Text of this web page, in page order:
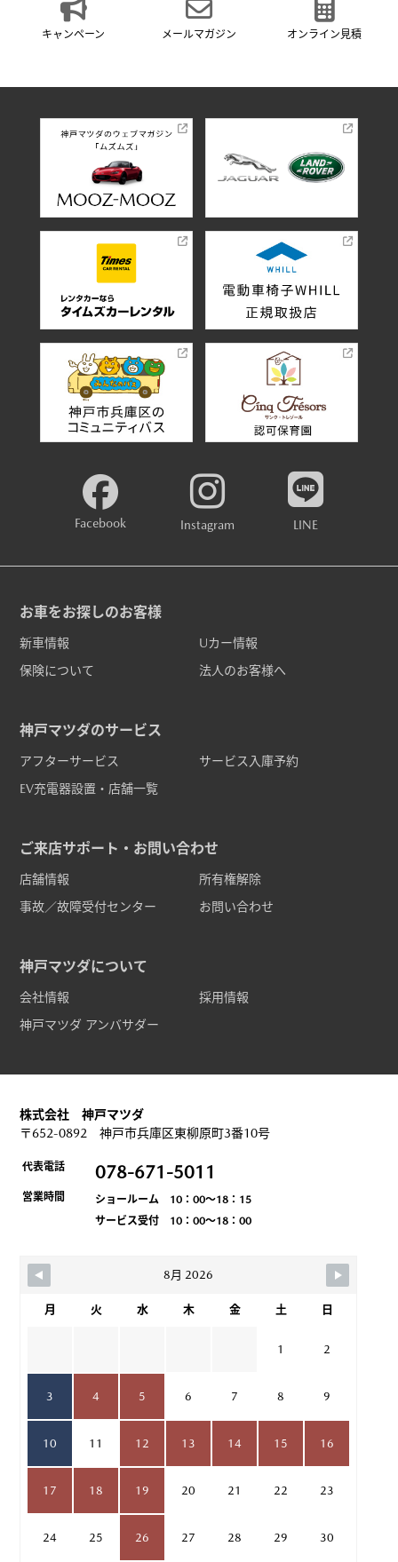
キャンペーン メールマガジン オンライン見積
Facebook Instagram LINE
お車をお探しのお客様
新車情報
Uカー情報
保険について
法人のお客様へ
神戸マツダのサービス
アフターサービス
サービス入庫予約
EV充電器設置・店舗一覧
ご来店サポート・お問い合わせ
店舗情報
所有権解除
事故／故障受付センター
お問い合わせ
神戸マツダについて
会社情報
採用情報
神戸マツダ アンバサダー
株式会社 神戸マツダ
〒652-0892 神戸市兵庫区東柳原町3番10号
代表電話 078-671-5011
営業時間
ショールーム 10：00～18：15
サービス受付 10：00～18：00
8月 2026
月 火 水 木 金 土 日
1 2
3 4 5 6 7 8 9
10 11 12 13 14 15 16
17 18 19 20 21 22 23
24 25 26 27 28 29 30